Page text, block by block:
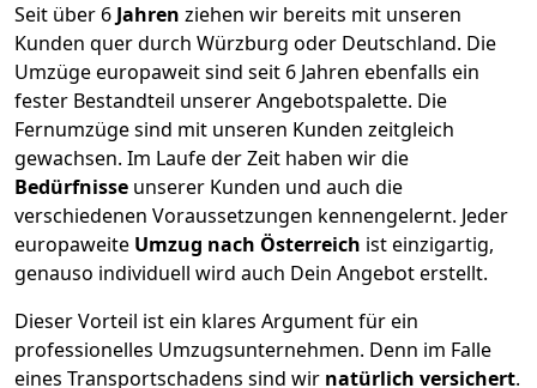
Seit über 6 Jahren ziehen wir bereits mit unseren
Kunden quer durch Würzburg oder Deutschland. Die
Umzüge europaweit sind seit 6 Jahren ebenfalls ein
fester Bestandteil unserer Angebotspalette. Die
Fernumzüge sind mit unseren Kunden zeitgleich
gewachsen. Im Laufe der Zeit haben wir die
Bedürfnisse unserer Kunden und auch die
verschiedenen Voraussetzungen kennengelernt. Jeder
europaweite Umzug nach Österreich ist einzigartig,
genauso individuell wird auch Dein Angebot erstellt.
Dieser Vorteil ist ein klares Argument für ein
professionelles Umzugsunternehmen. Denn im Falle
eines Transportschadens sind wir natürlich versichert.